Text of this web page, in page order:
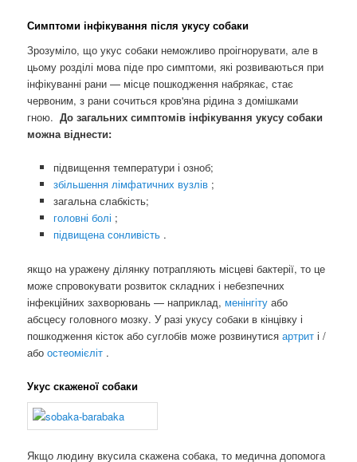
Симптоми інфікування після укусу собаки
Зрозуміло, що укус собаки неможливо проігнорувати, але в
цьому розділі мова піде про симптоми, які розвиваються при
інфікуванні рани — місце пошкодження набрякає, стає
червоним, з рани сочиться кров'яна рідина з домішками
гною. До загальних симптомів інфікування укусу собаки
можна віднести:
підвищення температури і озноб;
збільшення лімфатичних вузлів ;
загальна слабкість;
головні болі ;
підвищена сонливість .
якщо на уражену ділянку потрапляють місцеві бактерії, то це
може спровокувати розвиток складних і небезпечних
інфекційних захворювань — наприклад, менінгітуабо
абсцесу головного мозку. У разі укусу собаки в кінцівку і
пошкодження кісток або суглобів може розвинутисяартриті /
абоостеомієліт .
Укус скаженої собаки
Якщо людину вкусила скажена собака, то медична допомога